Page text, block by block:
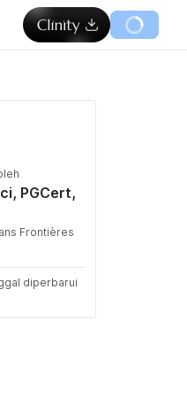
PGCert,
Frontières
diperbarui